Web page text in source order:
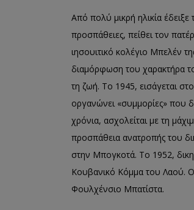
Από πολύ μικρή ηλικία
προσπάθειες, πείθει τον
ιησουιτικό κολέγιο Μπελέν
διαμόρφωση του χαρακτήρα
τη ζωή. Το 1945, εισάγεται
οργανώνει «συμμορίες» που
χρόνια, ασχολείται με τη
προσπάθεια ανατροπής του
στην Μπογκοτά. Το 1952,
Κουβανικό Κόμμα του Λαού.
Φουλχένσιο Μπατίστα.